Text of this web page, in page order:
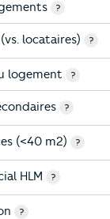
?
locataires) ?
logement ?
?
(<40 m2) ?
HLM ?
?